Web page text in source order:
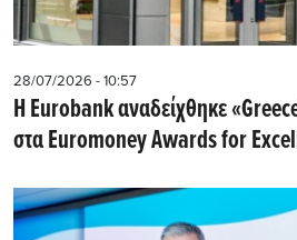
28/07/2026 - 10:57
Η Eurobank αναδείχθηκε
στα